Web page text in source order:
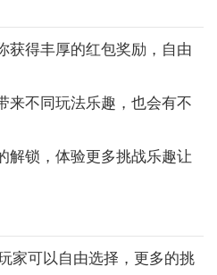
获得丰厚的红包奖励，自由
来不同玩法乐趣，也会有不
解锁，体验更多挑战乐趣让
家可以自由选择，更多的挑